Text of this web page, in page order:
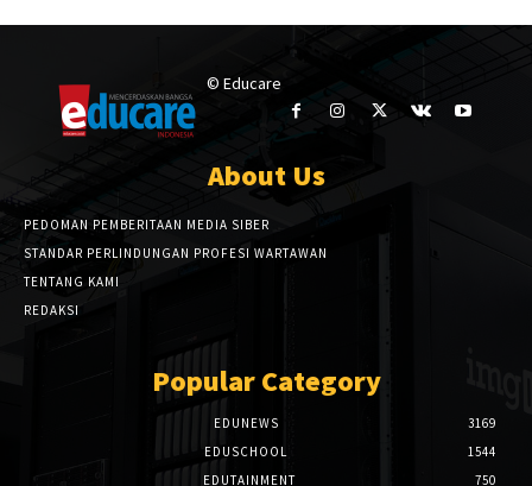
© Educare
About Us
PEDOMAN PEMBERITAAN MEDIA SIBER
STANDAR PERLINDUNGAN PROFESI WARTAWAN
TENTANG KAMI
REDAKSI
Popular Category
EDUNEWS
3169
EDUSCHOOL
1544
EDUTAINMENT
750